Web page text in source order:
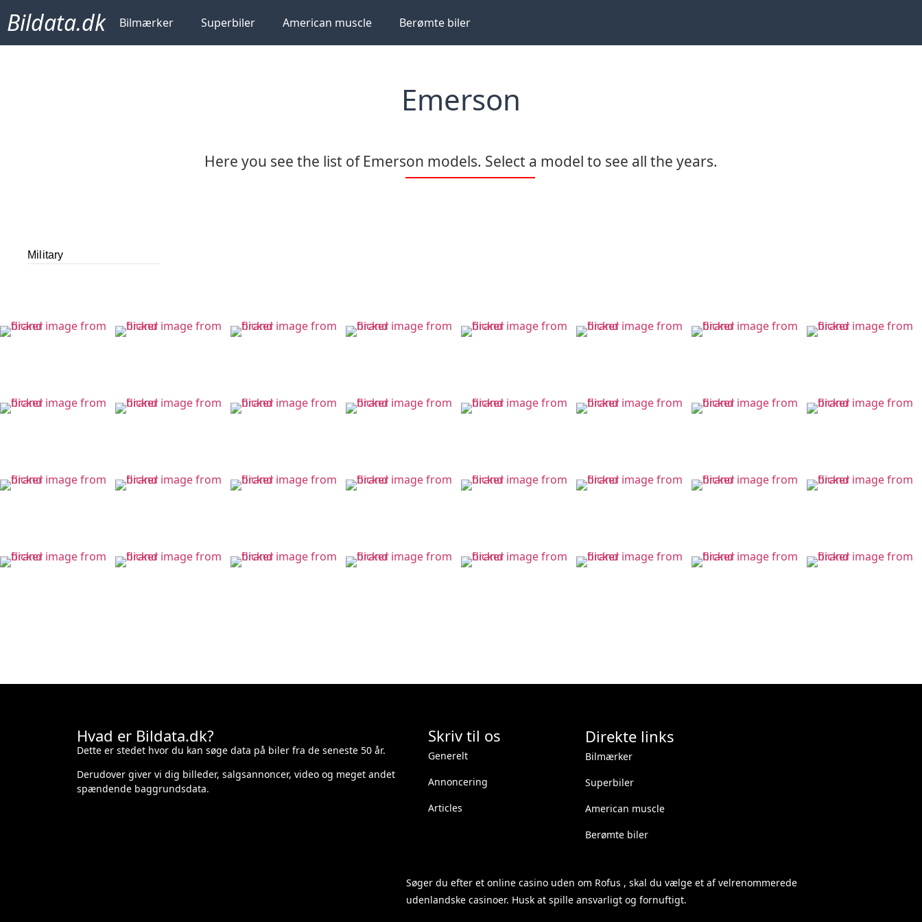
Bildata.dk Bilmærker Superbiler American muscle Berømte biler
Emerson
Here you see the list of Emerson models. Select a model to see all the years.
Military
Hvad er Bildata.dk?
Dette er stedet hvor du kan søge data på biler fra de seneste 50 år.
Derudover giver vi dig billeder, salgsannoncer, video og meget andet
spændende baggrundsdata.
Skriv til os
Generelt
Annoncering
Articles
Direkte links
Bilmærker
Superbiler
American muscle
Berømte biler
Søger du efter et online casino uden om Rofus , skal du vælge et af velrenommerede
udenlandske casinoer. Husk at spille ansvarligt og fornuftigt.